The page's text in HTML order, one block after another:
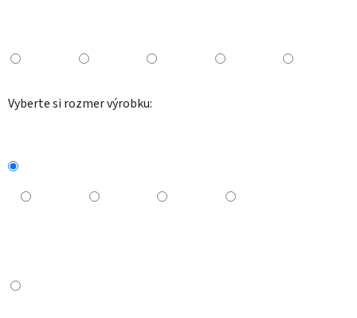
Vyberte si rozmer výrobku: